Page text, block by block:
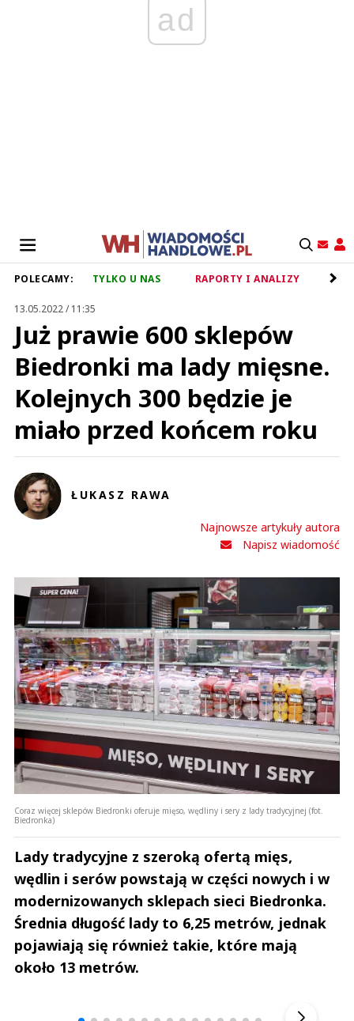
ad
POLECAMY: TYLKO U NAS RAPORTY I ANALIZY
13.05.2022 / 11:35
Już prawie 600 sklepów
Biedronki ma lady mięsne.
Kolejnych 300 będzie je
miało przed końcem roku
ŁUKASZ RAWA
Najnowsze artykuły autora
Napisz wiadomość
Coraz więcej sklepów Biedronki oferuje mięso, wędliny i sery z lady tradycyjnej (fot.
Biedronka)
Lady tradycyjne z szeroką ofertą mięs,
wędlin i serów powstają w części nowych i w
modernizowanych sklepach sieci Biedronka.
Średnia długość lady to 6,25 metrów, jednak
pojawiają się również takie, które mają
około 13 metrów.